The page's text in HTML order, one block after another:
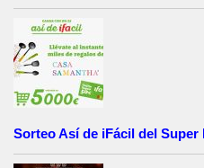
Sorteo Así de iFácil del Super